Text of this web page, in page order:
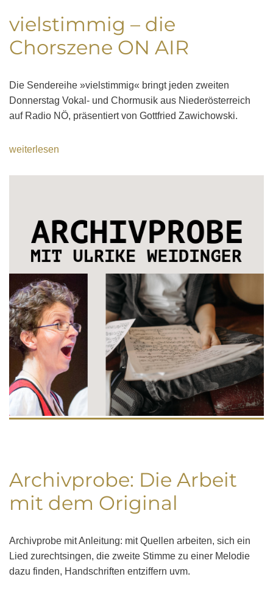
vielstimmig – die
Chorszene ON AIR
Die Sendereihe »vielstimmig« bringt jeden zweiten
Donnerstag Vokal- und Chormusik aus Niederösterreich
auf Radio NÖ, präsentiert von Gottfried Zawichowski.
weiterlesen
Archivprobe: Die Arbeit
mit dem Original
Archivprobe mit Anleitung: mit Quellen arbeiten, sich ein
Lied zurechtsingen, die zweite Stimme zu einer Melodie
dazu finden, Handschriften entziffern uvm.